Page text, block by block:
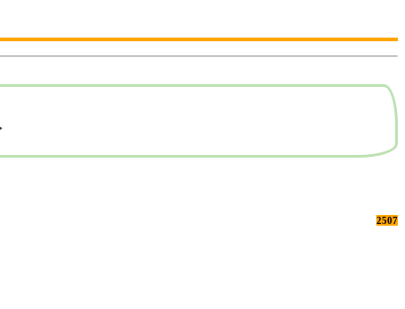
2507